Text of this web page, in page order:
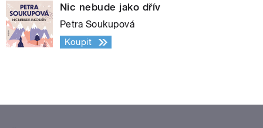
Nic nebude jako dřív
Petra Soukupová
Koupit